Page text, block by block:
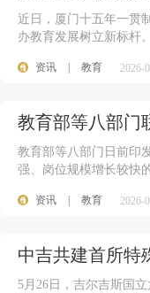
近日，厦门十五年一贯
办教育发展树立新标杆。
资讯 教育 2026-
教育部等八部门
教育部等八部门日前印
强、岗位规模增长较快
资讯 教育 2026-
中吉共建首所特
5月26日，吉尔吉斯国